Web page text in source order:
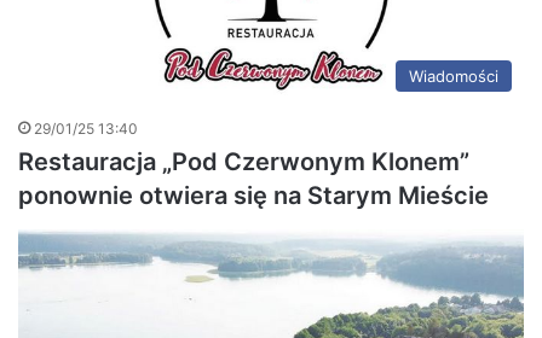
Wiadomości
29/01/25 13:40
Restauracja „Pod Czerwonym Klonem”
ponownie otwiera się na Starym Mieście